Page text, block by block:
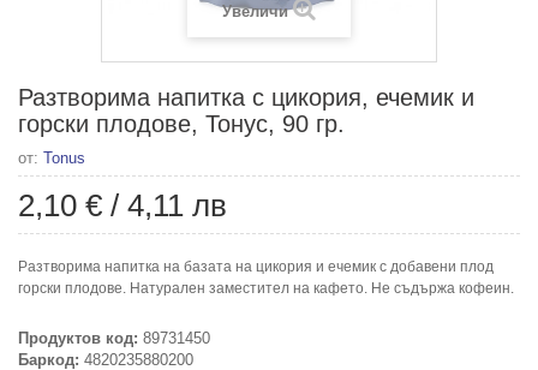
Увеличи
Разтворима напитка с цикория, ечемик и
горски плодове, Тонус, 90 гр.
от: Tonus
2,10 € / 4,11 лв
Разтворима напитка на базата на цикория и ечемик с добавени плод
горски плодове. Натурален заместител на кафето. Не съдържа кофеин.
Продуктов код: 89731450
Баркод: 4820235880200